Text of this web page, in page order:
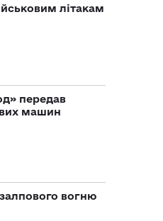
літакам
передав
машин
вогню